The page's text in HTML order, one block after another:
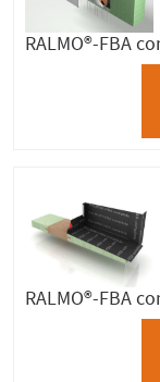
RALMO®-FBA
RALMO®-FBA